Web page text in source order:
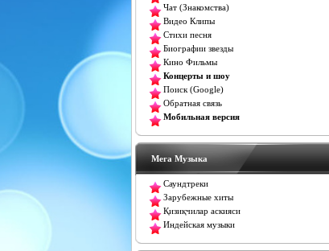
Чат (Знакомства)
Видео Клипы
Стихи песня
Биографии звезды
Кино Фильмы
Концерты и шоу
Поиск (Google)
Обратная связь
Мобильная версия
Мега Музыка
Саундтреки
Зарубежные хиты
Қизиқчилар аскияси
Индейская музыки